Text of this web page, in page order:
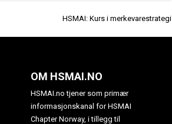
HSMAI: Kurs i merkevarestrategi
OM HSMAI.NO
HSMAI.no tjener som primær
informasjonskanal for HSMAI
Chapter Norway, i tillegg til